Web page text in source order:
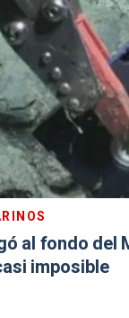
al fondo del
imposible